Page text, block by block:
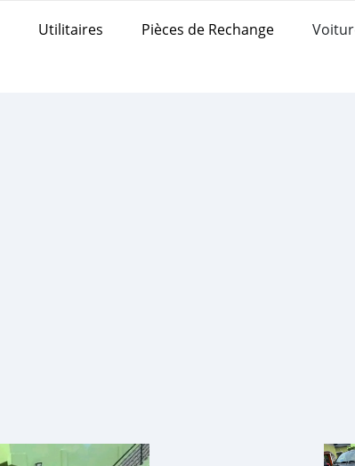
Utilitaires Pièces de Rechange